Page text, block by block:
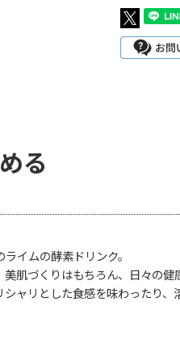
る
イムの酵素ドリンク。
肌づくりはもちろん、日々の
ャリとした食感を味わったり